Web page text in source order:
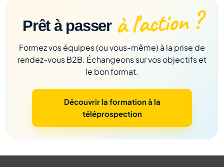
Prêt à passer à l'action ?
Formez vos équipes (ou vous-même) à la prise de
rendez-vous B2B. Échangeons sur vos objectifs et
le bon format.
Découvrir la formation à la
téléprospection